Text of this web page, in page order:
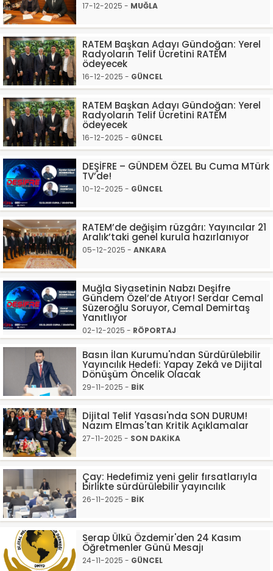
17-12-2025 - MUĞLA
RATEM Başkan Adayı Gündoğan: Yerel
Radyoların Telif Ücretini RATEM
ödeyecek
16-12-2025 - GÜNCEL
RATEM Başkan Adayı Gündoğan: Yerel
Radyoların Telif Ücretini RATEM
ödeyecek
16-12-2025 - GÜNCEL
DEŞİFRE – GÜNDEM ÖZEL Bu Cuma MTürk
TV’de!
10-12-2025 - GÜNCEL
RATEM’de değişim rüzgârı: Yayıncılar 21
Aralık’taki genel kurula hazırlanıyor
05-12-2025 - ANKARA
Muğla Siyasetinin Nabzı Deşifre
Gündem Özel’de Atıyor! Serdar Cemal
Süzeroğlu Soruyor, Cemal Demirtaş
Yanıtlıyor
02-12-2025 - RÖPORTAJ
Basın İlan Kurumu'ndan Sürdürülebilir
Yayıncılık Hedefi: Yapay Zekâ ve Dijital
Dönüşüm Öncelik Olacak
29-11-2025 - BİK
Dijital Telif Yasası'nda SON DURUM!
Nazım Elmas'tan Kritik Açıklamalar
27-11-2025 - SON DAKİKA
Çay: Hedefimiz yeni gelir fırsatlarıyla
birlikte sürdürülebilir yayıncılık
26-11-2025 - BİK
Serap Ülkü Özdemir'den 24 Kasım
Öğretmenler Günü Mesajı
24-11-2025 - GÜNCEL